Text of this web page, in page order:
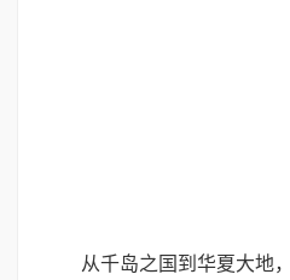
从千岛之国到华夏大地